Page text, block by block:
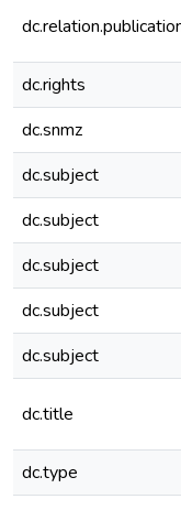
dc.rights
dc.snmz
dc.subject
dc.subject
dc.subject
dc.subject
dc.subject
dc.title
dc.type